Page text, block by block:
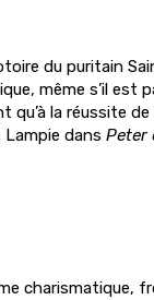
du puritain
même s’il
la réussite
Lampie dans Peter
charismatique,